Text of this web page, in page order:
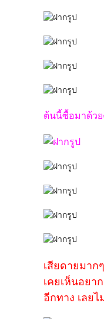
ต้นนี้ซื้อมาด้ว
เสียดายมาก
เคยเห็นอยา
อีกทาง เลย